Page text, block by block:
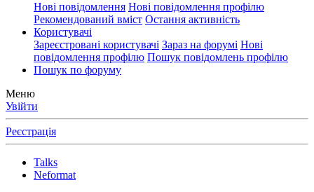
Нові повідомлення Нові повідомлення профілю
Рекомендований вміст Остання активність
Користувачі
Зареєстровані користувачі Зараз на форумі Нові
повідомлення профілю Пошук повідомлень профілю
Пошук по форуму
Меню
Увійти
Реєстрація
Talks
Neformat